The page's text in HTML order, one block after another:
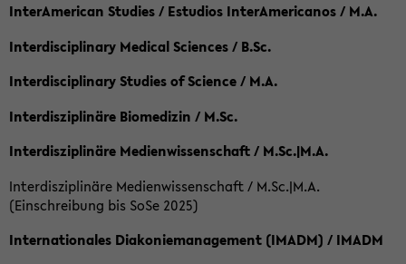
InterAmerican Studies / Estudios InterAmericanos / M.A.
Interdisciplinary Medical Sciences / B.Sc.
Interdisciplinary Studies of Science / M.A.
Interdisziplinäre Biomedizin / M.Sc.
Interdisziplinäre Medienwissenschaft / M.Sc.|M.A.
Interdisziplinäre Medienwissenschaft / M.Sc.|M.A.
(Einschreibung bis SoSe 2025)
Internationales Diakoniemanagement (IMADM) / IMADM